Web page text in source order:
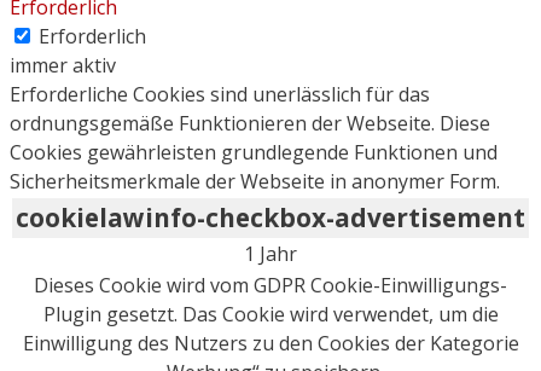
Erforderlich
Erforderlich
immer aktiv
Erforderliche Cookies sind unerlässlich für das
ordnungsgemäße Funktionieren der Webseite. Diese
Cookies gewährleisten grundlegende Funktionen und
Sicherheitsmerkmale der Webseite in anonymer Form.
cookielawinfo-checkbox-advertisement
1 Jahr
Dieses Cookie wird vom GDPR Cookie-Einwilligungs-
Plugin gesetzt. Das Cookie wird verwendet, um die
Einwilligung des Nutzers zu den Cookies der Kategorie